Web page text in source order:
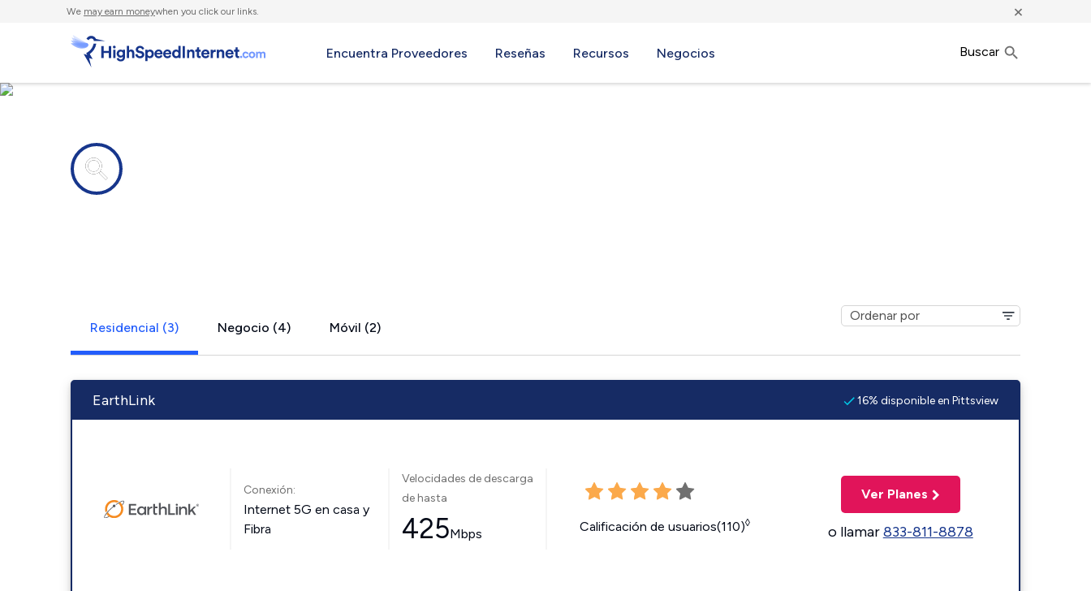
We may earn moneywhen you click our links. ×
Encuentra Proveedores Reseñas Recursos Negocios Buscar
Residencial (3) Negocio (4) Móvil (2)
EarthLink 16% disponible en Pittsview
Conexión:
Internet 5G en casa y
Fibra
Velocidades de descarga
de hasta
425Mbps Calificación de usuarios(110)◊
Ver Planes
o llamar833-811-8878